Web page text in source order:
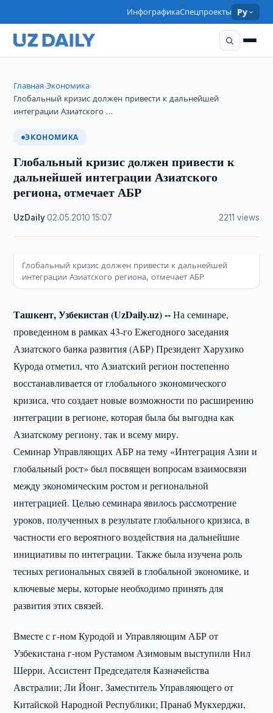
ИнфографикаСпецпроекты Ру
Главная›Экономика›
Глобальный кризис должен привести к дальнейшей
интеграции Азиатского …
ЭКОНОМИКА
Глобальный кризис должен привести к
дальнейшей интеграции Азиатского
региона, отмечает АБР
UzDaily·02.05.2010 ·15:07 2211 views
Глобальный кризис должен привести к дальнейшей
интеграции Азиатского региона, отмечает АБР
Ташкент, Узбекистан (UzDaily.uz) --На семинаре,
проведенном в рамках 43-го Ежегодного заседания
Азиатского банка развития (АБР) Президент Харухико
Курода отметил, что Азиатский регион постепенно
восстанавливается от глобального экономического
кризиса, что создает новые возможности по расширению
интеграции в регионе, которая была бы выгодна как
Азиатскому региону, так и всему миру.
Семинар Управляющих АБР на тему «Интеграция Азии и
глобальный рост» был посвящен вопросам взаимосвязи
между экономическим ростом и региональной
интеграцией. Целью семинара явилось рассмотрение
уроков, полученных в результате глобального кризиса, в
частности его вероятного воздействия на дальнейшие
инициативы по интеграции. Также была изучена роль
тесных региональных связей в глобальной экономике, и
ключевые меры, которые необходимо принять для
развития этих связей.
Вместе с г-ном Куродой и Управляющим АБР от
Узбекистана г-ном Рустамом Азимовым выступили Нил
Шерри, Ассистент Председателя Казначейства
Австралии; Ли Йонг, Заместитель Управляющего от
Китайской Народной Республики; Пранаб Мукхерджи,